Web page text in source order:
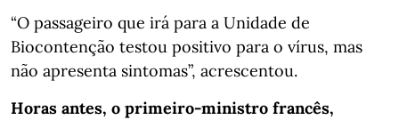
“O passageiro que irá para a Unidade de
Biocontenção testou positivo para o vírus, mas
não apresenta sintomas”, acrescentou.
Horas antes, o primeiro-ministro francês,